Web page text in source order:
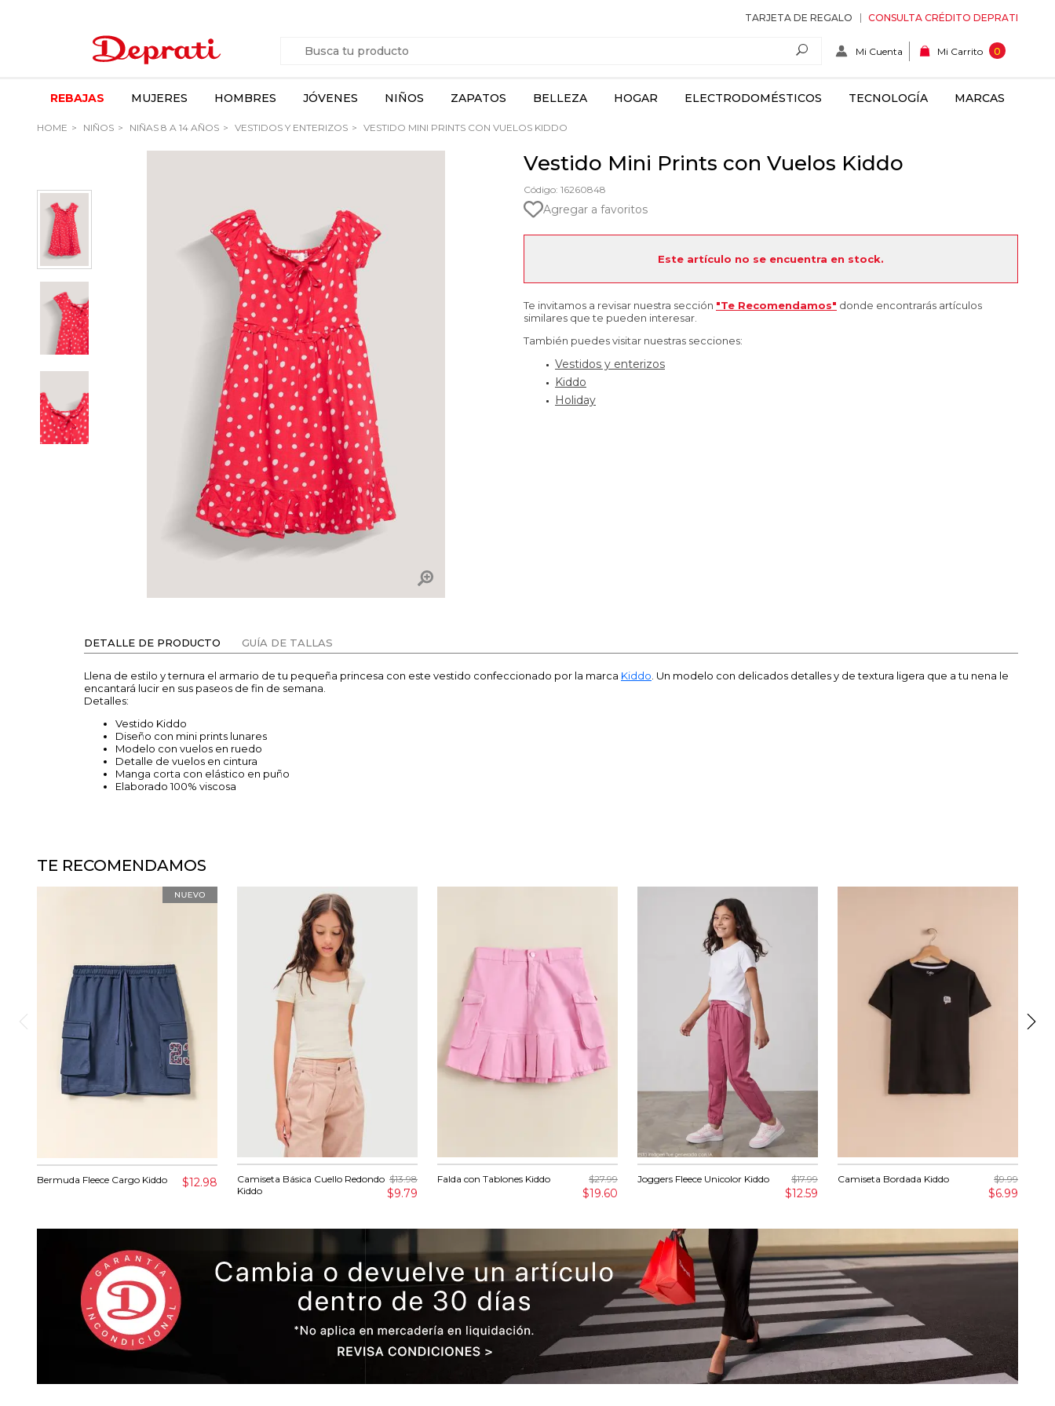
TARJETA DE REGALO CONSULTA CRÉDITO DEPRATI
Mi Cuenta Mi Carrito 0
REBAJAS MUJERES HOMBRES JÓVENES NIÑOS ZAPATOS BELLEZA HOGAR ELECTRODOMÉSTICOS TECNOLOGÍA MARCAS
HOME NIÑOS NIÑAS 8 A 14 AÑOS VESTIDOS Y ENTERIZOS VESTIDO MINI PRINTS CON VUELOS KIDDO
Vestido Mini Prints con Vuelos Kiddo
Código: 16260848
Agregar a favoritos
Este artículo no se encuentra en stock.
Te invitamos a revisar nuestra sección "Te Recomendamos" donde encontrarás artículos
similares que te pueden interesar.
También puedes visitar nuestras secciones:
Vestidos y enterizos
Kiddo
Holiday
DETALLE DE PRODUCTO GUÍA DE TALLAS
Llena de estilo y ternura el armario de tu pequeña princesa con este vestido confeccionado por la marca Kiddo . Un modelo con delicados detalles y de textura ligera que a tu nena le
encantará lucir en sus paseos de fin de semana.
Detalles:
Vestido Kiddo
Diseño con mini prints lunares
Modelo con vuelos en ruedo
Detalle de vuelos en cintura
Manga corta con elástico en puño
Elaborado 100% viscosa
TE RECOMENDAMOS
Bermuda Fleece Cargo Kiddo $12.98
Camiseta Básica Cuello Redondo
Kiddo
$13.98
$9.79
Falda con Tablones Kiddo $27.99
$19.60
Joggers Fleece Unicolor Kiddo $17.99
$12.59
Camiseta Bordada Kiddo $9.99
$6.99